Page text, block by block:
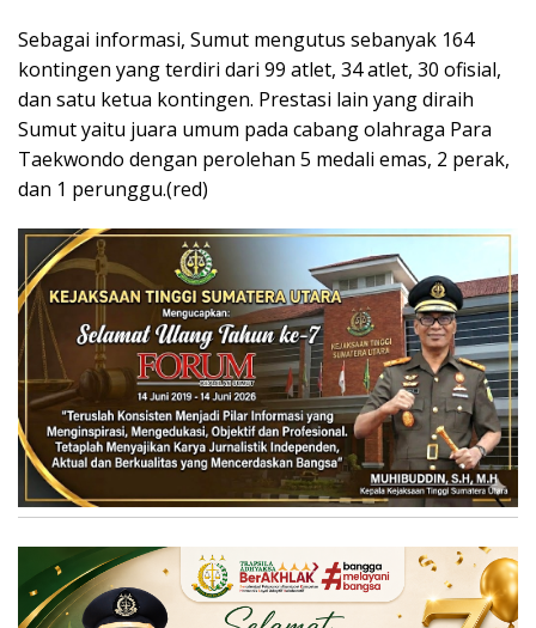
Sebagai informasi, Sumut mengutus sebanyak 164
kontingen yang terdiri dari 99 atlet, 34 atlet, 30 ofisial,
dan satu ketua kontingen. Prestasi lain yang diraih
Sumut yaitu juara umum pada cabang olahraga Para
Taekwondo dengan perolehan 5 medali emas, 2 perak,
dan 1 perunggu.(red)